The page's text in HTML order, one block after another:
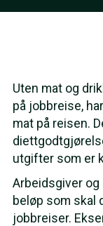
Uten mat og
på jobbreise,
mat på reisen.
utgifter som er
Arbeidsgiver
beløp som skal
jobbreiser.